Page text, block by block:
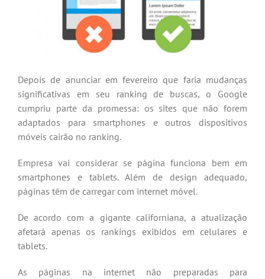
Depois de anunciar em fevereiro que faria mudanças
significativas em seu ranking de buscas, o Google
cumpriu parte da promessa: os sites que não forem
adaptados para smartphones e outros dispositivos
móveis cairão no ranking.
Empresa vai considerar se página funciona bem em
smartphones e tablets. Além de design adequado,
páginas têm de carregar com internet móvel.
De acordo com a gigante californiana, a atualização
afetará apenas os rankings exibidos em celulares e
tablets.
As páginas na internet não preparadas para